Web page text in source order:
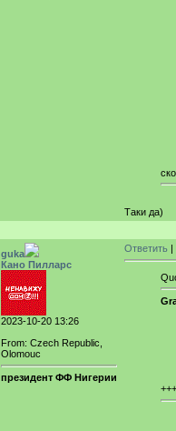
Таки да)
guka
Кано Пилларс
2023-10-20 13:26
From: Czech Republic,
Olomouc
президент ФФ Нигерии
Ответить |